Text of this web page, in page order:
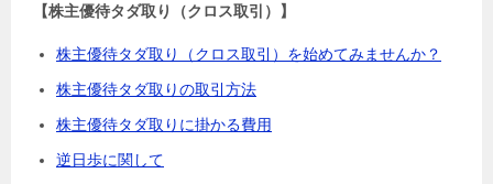
【株主優待タダ取り（クロス取引）】
株主優待タダ取り（クロス取引）を始めてみませんか？
株主優待タダ取りの取引方法
株主優待タダ取りに掛かる費用
逆日歩に関して